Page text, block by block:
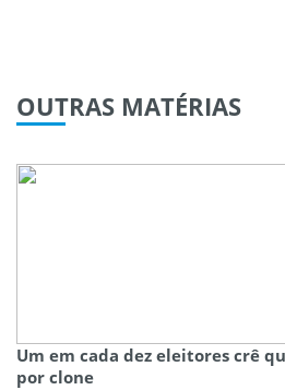
OUTRAS MATÉRIAS
Um em cada dez eleitores crê
por clone